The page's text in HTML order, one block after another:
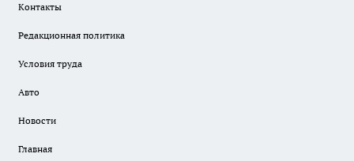
Контакты
Редакционная политика
Условия труда
Авто
Новости
Главная